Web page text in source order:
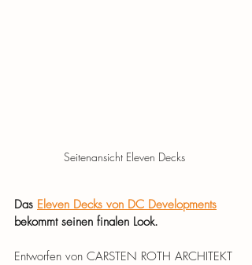
Seitenansicht Eleven Decks
Das Eleven Decks von DC Developments
bekommt seinen finalen Look.
Entworfen von CARSTEN ROTH ARCHITEKT